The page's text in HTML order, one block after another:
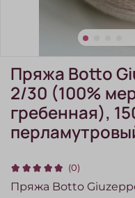
(0)
Пряжа Botto
2/30 (100%
гребенная),
Пряжа Botto